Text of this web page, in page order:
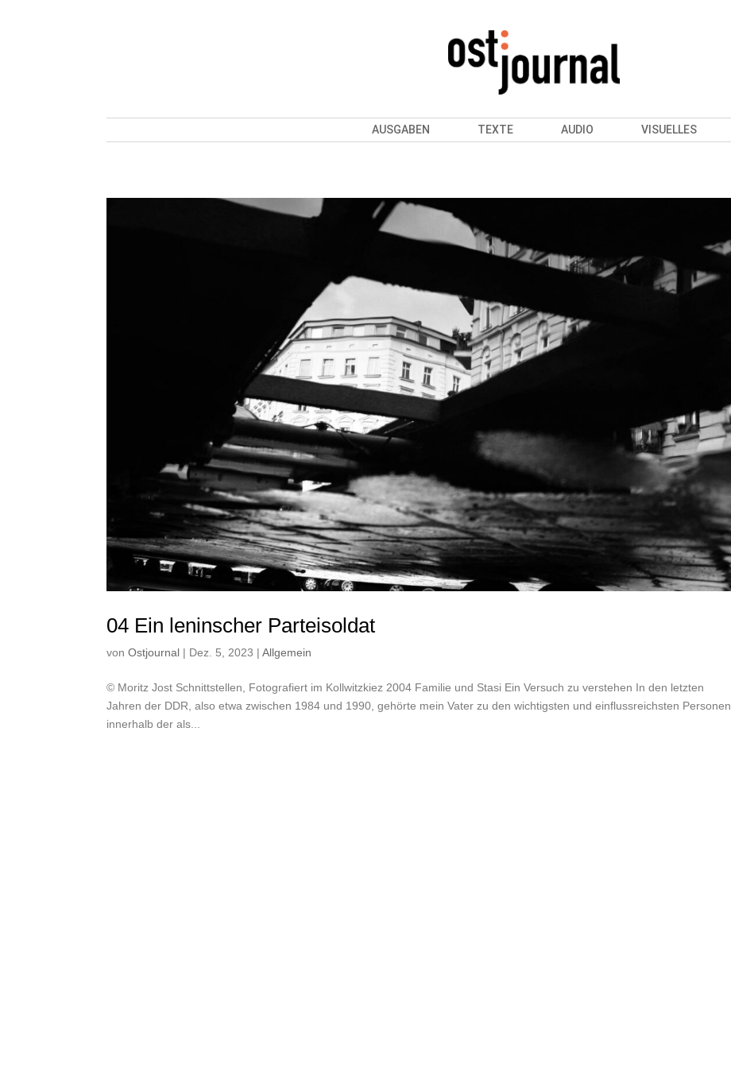
AUSGABEN TEXTE AUDIO VISUELLES
04 Ein leninscher Parteisoldat
vonOstjournal | Dez. 5, 2023 |Allgemein
© Moritz Jost Schnittstellen, Fotografiert im Kollwitzkiez 2004 Familie und Stasi Ein Versuch zu verstehen In den letzten
Jahren der DDR, also etwa zwischen 1984 und 1990, gehörte mein Vater zu den wichtigsten und einflussreichsten Personen
innerhalb der als...